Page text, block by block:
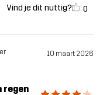
Vind je dit nuttig? 0
10 maart 2026
regen